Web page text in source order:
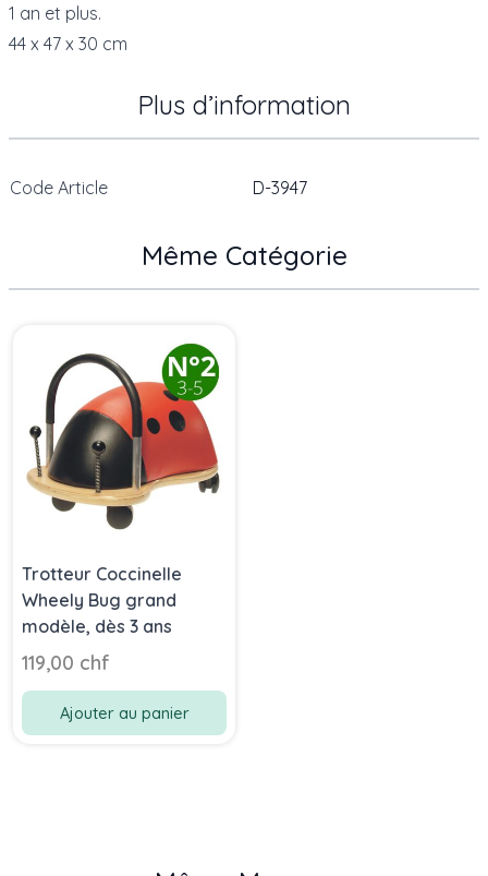
1 an et plus.
44 x 47 x 30 cm
Plus d’information
Code Article D-3947
Même Catégorie
Trotteur Coccinelle
Wheely Bug grand
modèle, dès 3 ans
119,00 chf
Ajouter au panier